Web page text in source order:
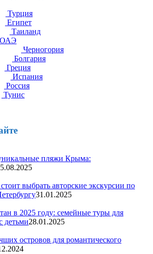
Турция
Египет
Таиланд
ОАЭ
Черногория
Болгария
Греция
Испания
Россия
Тунис
пляжи Крыма:
выбрать авторские экскурсии по
31.01.2025
в 2025 году: семейные туры для
детьми28.01.2025
островов для романтического